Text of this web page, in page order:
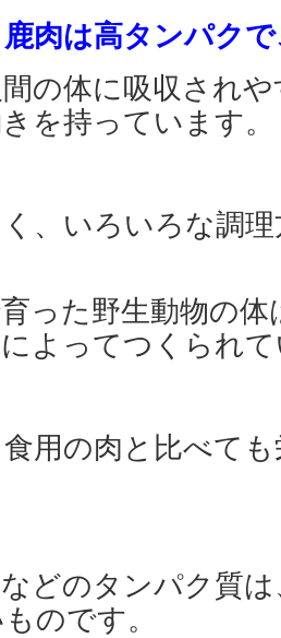
鹿肉は高タンパク
の体に吸収され
を持っています。
、いろいろな調
った野生動物の
よってつくられ
用の肉と比べて
どのタンパク質
のです。